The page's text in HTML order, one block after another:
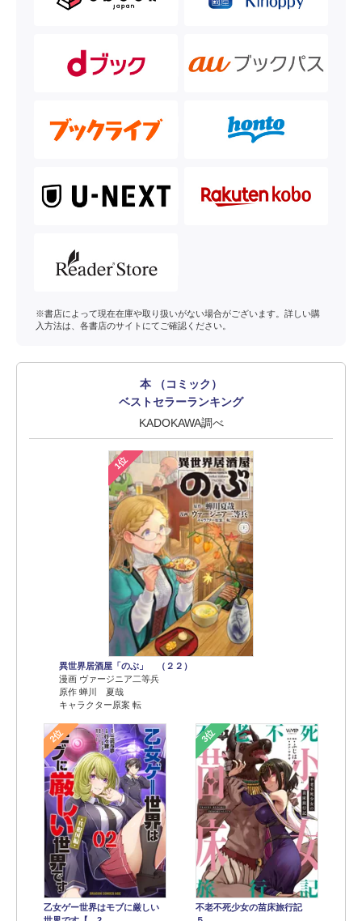
※書店によって現在在庫や取り扱いがない場合がございます。詳しい購
入方法は、各書店のサイトにてご確認ください。
本 （コミック）
ベストセラーランキング
KADOKAWA調べ
1位
異世界居酒屋「のぶ」 （２２）
漫画 ヴァージニア二等兵
原作 蝉川 夏哉
キャラクター原案 転
2位
乙女ゲー世界はモブに厳しい
3位
不老不死少女の苗床旅行記